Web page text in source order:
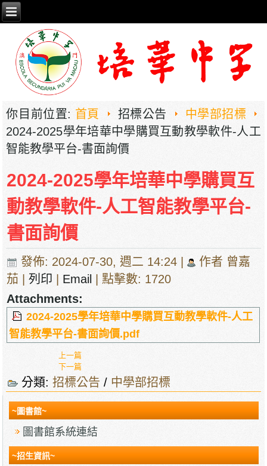
你目前位置: 首頁 招標公告
中學部招標
2024-2025學年培華中學購買互動教學軟件-人工
智能教學平台-書面詢價
2024-2025學年培華中學購買互
動教學軟件-人工智能教學平台-
書面詢價
發佈: 2024-07-30, 週二 14:24 |
作者 曾嘉
茄 |列印 Email
| 點擊數: 1720
Attachments:
2024-2025學年培華中學購買互動教學軟件-人工
智能教學平台-書面詢價.pdf
上一篇
下一篇
分類:招標公告 / 中學部招標
~圖書館~
圖書館系統連結
~招生資訊~